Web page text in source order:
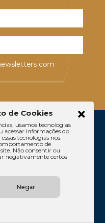
com
Código de Ética
de Cookies
usamos tecnologias
acessar informações do
tecnologias nos
de
Não consentir ou
negativamente certos
Negar